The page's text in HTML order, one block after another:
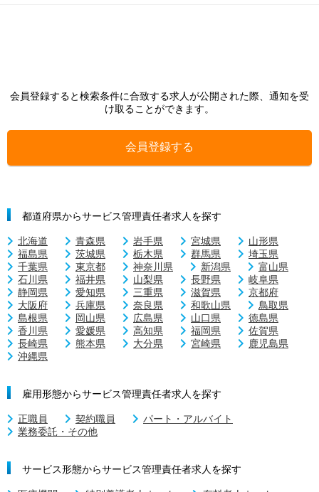
会員登録すると検索条件に合致する求人が公開された際、通知を受
け取ることができます。
会員登録する
都道府県からサービス管理責任者求人を探す
北海道 青森県 岩手県 宮城県
山形県
福島県
茨城県 栃木県 群馬県
埼玉県
千葉県
東京都 神奈川県 新潟県
富山県
石川県
福井県 山梨県 長野県
岐阜県
静岡県
愛知県 三重県 滋賀県
京都府
大阪府
兵庫県 奈良県 和歌山県
鳥取県
島根県
岡山県 広島県 山口県
徳島県
香川県
愛媛県 高知県 福岡県
佐賀県
長崎県
熊本県 大分県 宮崎県
鹿児島県
沖縄県
雇用形態からサービス管理責任者求人を探す
正職員 契約職員
パート・アルバイト
業務委託・その他
サービス形態からサービス管理責任者求人を探す